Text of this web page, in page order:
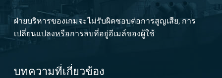
ฝ่ายบริหารของเกมจะไม่รับผิดชอบต่อการสูญเสีย, การ
เปลี่ยนแปลงหรือการลบที่อยู่อีเมล์ของผู้ใช้
บทความที่เกี่ยวข้อง